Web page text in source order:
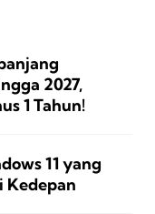
2027,
1 Tahun!
11 yang
Kedepan